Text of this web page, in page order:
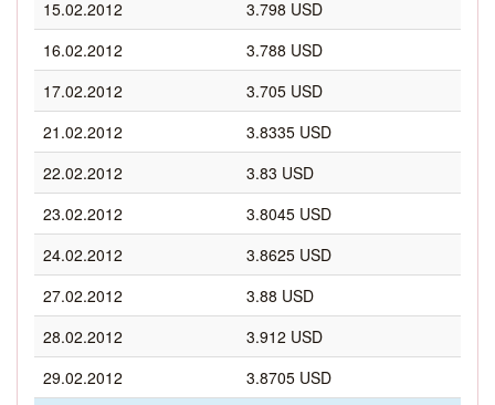
15.02.2012
3.798 USD
16.02.2012
3.788 USD
17.02.2012
3.705 USD
21.02.2012
3.8335 USD
22.02.2012
3.83 USD
23.02.2012
3.8045 USD
24.02.2012
3.8625 USD
27.02.2012
3.88 USD
28.02.2012
3.912 USD
29.02.2012
3.8705 USD